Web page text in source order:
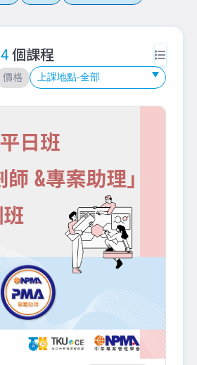
4 個課程
價格